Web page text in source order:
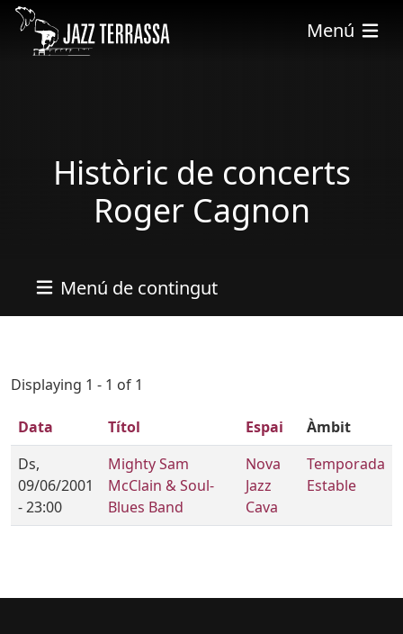
Vés al contingut
Menú
Històric de concerts
Roger Cagnon
Menú de contingut
Displaying 1 - 1 of 1
Data Títol Espai
Àmbit
Ds,
09/06/2001
- 23:00
Mighty Sam
McClain & Soul-
Blues Band
Nova
Jazz
Cava
Temporada
Estable